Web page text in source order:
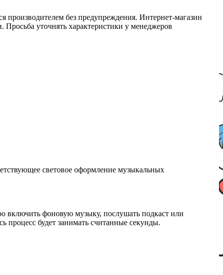
производителем без предупреждения. Интернет-магазин
Просьба уточнять характеристики у менеджеров
световое оформление музыкальных
включить фоновую музыку, послушать подкаст или
процесс будет занимать считанные секунды.